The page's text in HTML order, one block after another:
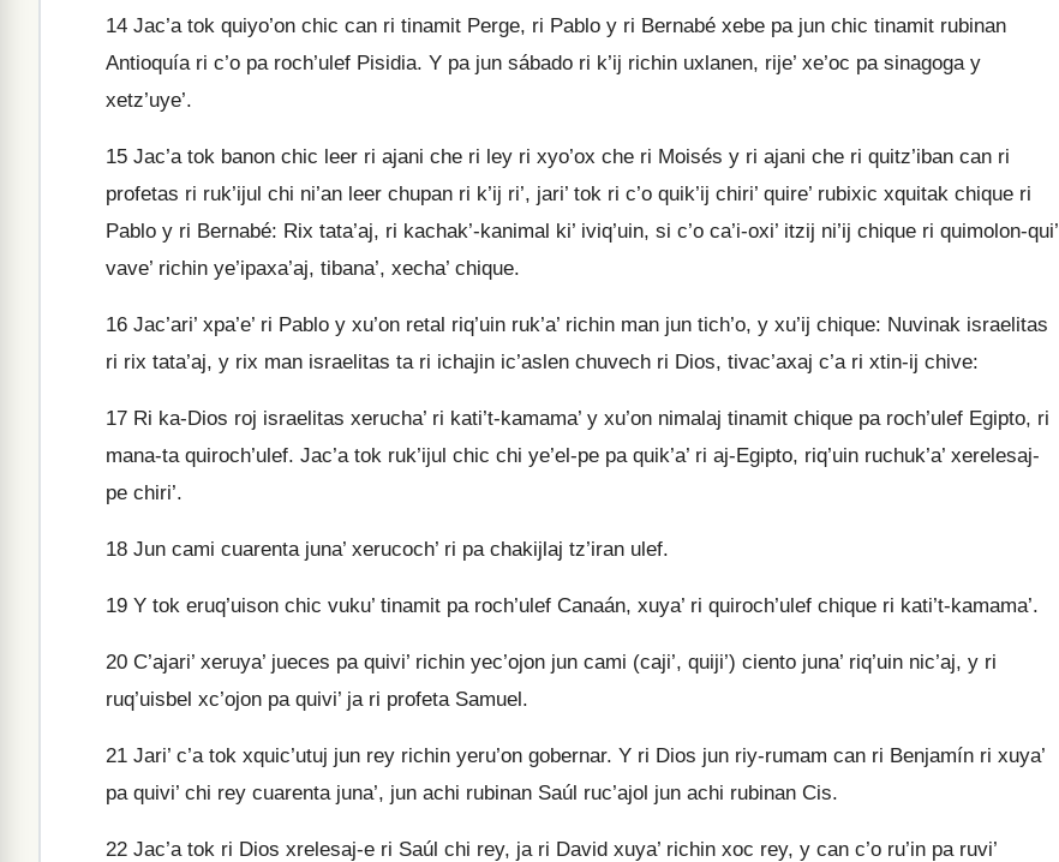
14 Jac’a tok quiyo’on chic can ri tinamit Perge, ri Pablo y ri Bernabé xebe pa jun chic tinamit rubinan
Antioquía ri c’o pa roch’ulef Pisidia. Y pa jun sábado ri k’ij richin uxlanen, rije’ xe’oc pa sinagoga y
xetz’uye’.
15 Jac’a tok banon chic leer ri ajani che ri ley ri xyo’ox che ri Moisés y ri ajani che ri quitz’iban can ri
profetas ri ruk’ijul chi ni’an leer chupan ri k’ij ri’, jari’ tok ri c’o quik’ij chiri’ quire’ rubixic xquitak chique ri
Pablo y ri Bernabé: Rix tata’aj, ri kachak’-kanimal ki’ iviq’uin, si c’o ca’i-oxi’ itzij ni’ij chique ri quimolon-qui’
vave’ richin ye’ipaxa’aj, tibana’, xecha’ chique.
16 Jac’ari’ xpa’e’ ri Pablo y xu’on retal riq’uin ruk’a’ richin man jun tich’o, y xu’ij chique: Nuvinak israelitas
ri rix tata’aj, y rix man israelitas ta ri ichajin ic’aslen chuvech ri Dios, tivac’axaj c’a ri xtin-ij chive:
17 Ri ka-Dios roj israelitas xerucha’ ri kati’t-kamama’ y xu’on nimalaj tinamit chique pa roch’ulef Egipto, ri
mana-ta quiroch’ulef. Jac’a tok ruk’ijul chic chi ye’el-pe pa quik’a’ ri aj-Egipto, riq’uin ruchuk’a’ xerelesaj-
pe chiri’.
18 Jun cami cuarenta juna’ xerucoch’ ri pa chakijlaj tz’iran ulef.
19 Y tok eruq’uison chic vuku’ tinamit pa roch’ulef Canaán, xuya’ ri quiroch’ulef chique ri kati’t-kamama’.
20 C’ajari’ xeruya’ jueces pa quivi’ richin yec’ojon jun cami (caji’, quiji’) ciento juna’ riq’uin nic’aj, y ri
ruq’uisbel xc’ojon pa quivi’ ja ri profeta Samuel.
21 Jari’ c’a tok xquic’utuj jun rey richin yeru’on gobernar. Y ri Dios jun riy-rumam can ri Benjamín ri xuya’
pa quivi’ chi rey cuarenta juna’, jun achi rubinan Saúl ruc’ajol jun achi rubinan Cis.
22 Jac’a tok ri Dios xrelesaj-e ri Saúl chi rey, ja ri David xuya’ richin xoc rey, y can c’o ru’in pa ruvi’